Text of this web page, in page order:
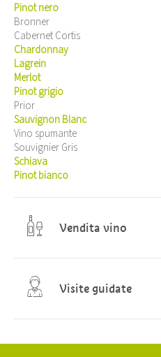
Pinot nero
Bronner
Cabernet Cortis
Chardonnay
Lagrein
Merlot
Pinot grigio
Prior
Sauvignon Blanc
Vino spumante
Souvignier Gris
Schiava
Pinot bianco
Vendita vino
08:00 - 12:00 14:00 - 18:00
Visite guidate